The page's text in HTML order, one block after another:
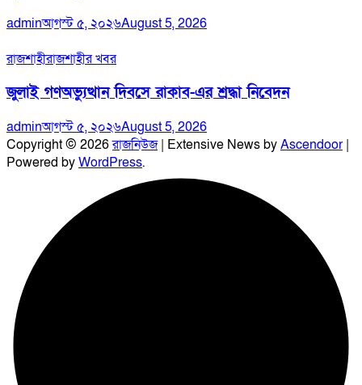
adminআগস্ট ৫, ২০২৬August 5, 2026
রাজশাহীরাজশাহীর খবর
জুলাই গণঅভ্যুত্থান দিবসে রাকাব-এর শ্রদ্ধা নিবেদন
adminআগস্ট ৫, ২০২৬August 5, 2026
Copyright © 2026রাজনিউজ| Extensive News byAscendoor|
Powered byWordPress.